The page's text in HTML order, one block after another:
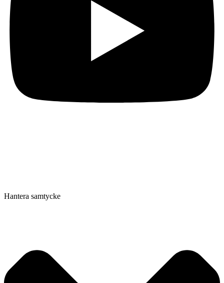
Hantera samtycke